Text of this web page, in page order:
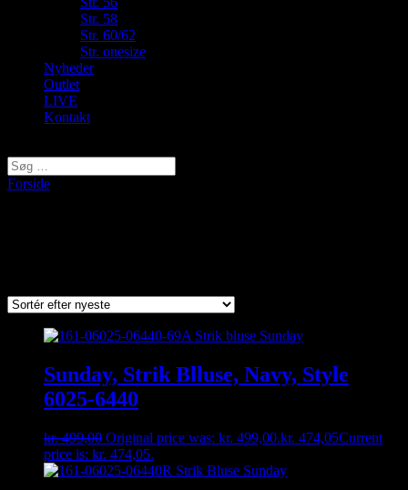
Str. 58
Str. 60/62
Str. onesize
Nyheder
Outlet
LIVE
Kontakt
Forside
Sunday, Strik Blluse, Navy, Style
6025-6440
kr.499,00 Original price was: kr. 499,00.kr. 474,05Current
price is: kr. 474,05.